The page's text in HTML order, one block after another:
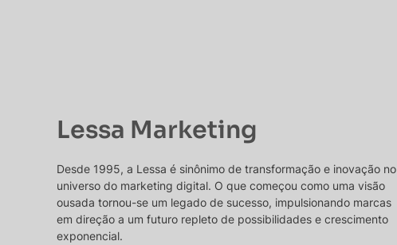
Lessa Marketing
Desde 1995, a Lessa é sinônimo de transformação e inovação no
universo do marketing digital. O que começou como uma visão
ousada tornou-se um legado de sucesso, impulsionando marcas
em direção a um futuro repleto de possibilidades e crescimento
exponencial.